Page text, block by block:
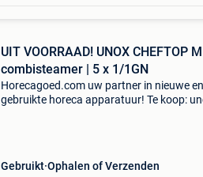
UIT VOORRAAD! UNOX CHEFTOP
combisteamer | 5 x 1/1GN
Horecagoed.com uw partner in nieuwe en
gebruikte horeca apparatuur! Te koop:
Gebruikt Ophalen of Verzenden